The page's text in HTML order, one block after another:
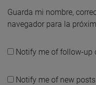
Guarda mi nombre,
navegador para la
Notify me of follow-up
Notify me of new posts